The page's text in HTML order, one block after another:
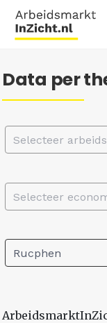
Data per
Selecteer
Selecteer
Rucphen